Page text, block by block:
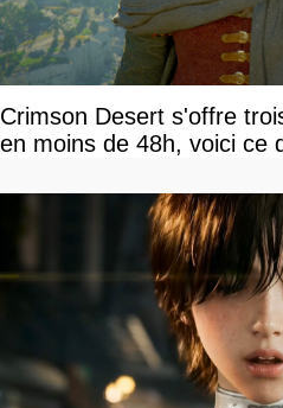
Crimson Desert s'offre
en moins de 48h, voici ce